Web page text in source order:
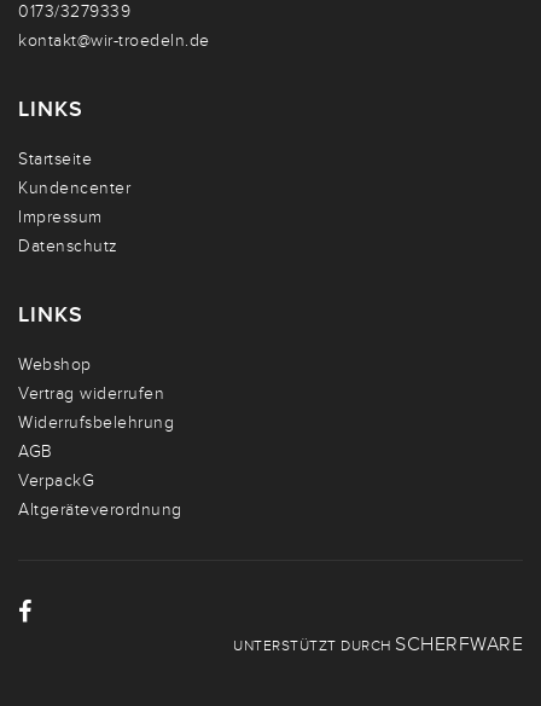
0173/3279339
kontakt@wir-troedeln.de
LINKS
Startseite
Kundencenter
Impressum
Datenschutz
LINKS
Webshop
Vertrag widerrufen
Widerrufsbelehrung
AGB
VerpackG
Altgeräteverordnung
UNTERSTÜTZT DURCH SCHERFWARE